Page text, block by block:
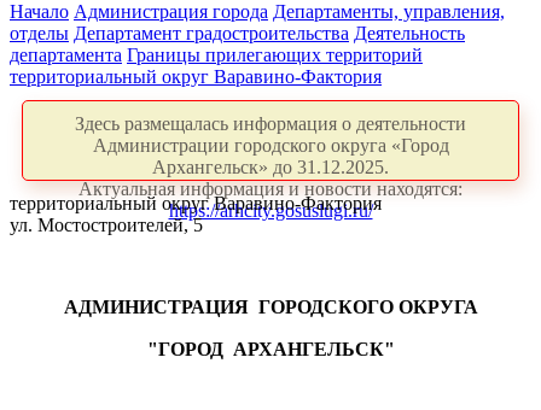
Начало Администрация города Департаменты, управления,
отделы Департамент градостроительства Деятельность
департамента Границы прилегающих территорий
территориальный округ Варавино-Фактория
Здесь размещалась информация о деятельности
Администрации городского округа «Город
Архангельск» до 31.12.2025.
Актуальная информация и новости находятся:
https://arhcity.gosuslugi.ru/
территориальный округ Варавино-Фактория
ул. Мостостроителей, 5
АДМИНИСТРАЦИЯ ГОРОДСКОГО ОКРУГА
"ГОРОД АРХАНГЕЛЬСК"